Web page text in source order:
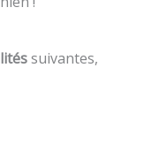
suivantes,